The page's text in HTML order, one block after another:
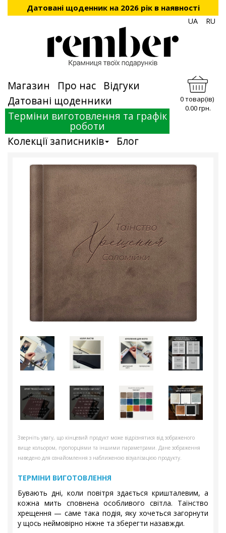
Датовані щоденник на 2026 рік в наявності
UA RU
Магазин Про нас
Відгуки
Датовані щоденники
Терміни виготовлення та графік
роботи
Колекції записників
Блог
0 товар(ів)
0.00 грн.
Зверніть увагу, що кінцевий продукт може відрізнятися від зображеного
вище кольором, пропорціями та іншими параметрами. Дане зображення
наведено для ознайомлення з наближеною візуалізацією продукту.
ТЕРМІНИ ВИГОТОВЛЕННЯ
Бувають дні, коли повітря здається кришталевим, а
кожна мить сповнена особливого світла. Таїнство
хрещення — саме така подія, яку хочеться загорнути
у щось неймовірно ніжне та зберегти назавжди.